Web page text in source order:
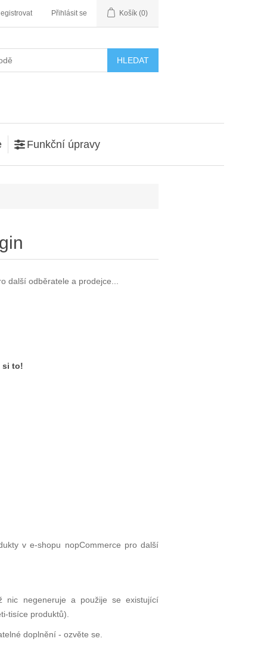
Přihlásit se Košík (0)
Funkční úpravy
další odběratele a prodejce...
si to!
v e-shopu nopCommerce pro další
nic negeneruje a použije se existující
tisíce produktů).
doplnění - ozvěte se